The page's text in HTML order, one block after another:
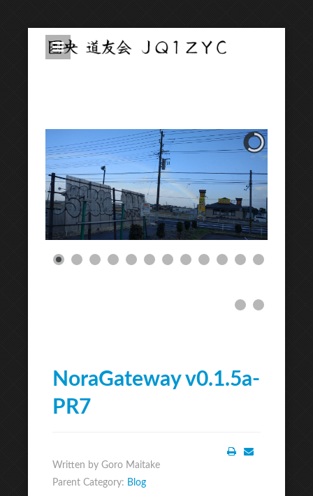
圏央道友会
NoraGateway v0.1.5a-
PR7
Written by Goro Maitake
Parent Category: Blog